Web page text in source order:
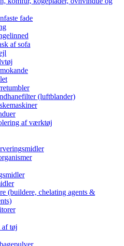
fade
af sofa
(luftblander)
af værktøj
(buildere, chelating agents &
tøj